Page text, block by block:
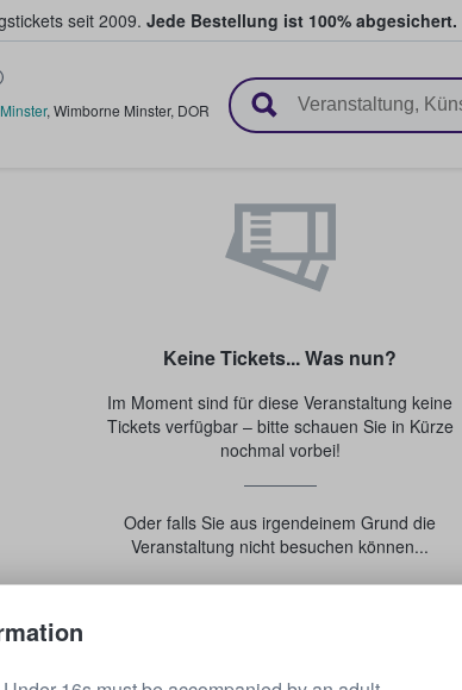
seit 2009. Jede Bestellung ist 100% abgesichert.
& verkaufen
, Wimborne Minster, DOR
Keine Tickets... Was nun?
Im Moment sind für diese Veranstaltung keine
Tickets verfügbar – bitte schauen Sie in Kürze
nochmal vorbei!
Oder falls Sie aus irgendeinem Grund die
Veranstaltung nicht besuchen können...